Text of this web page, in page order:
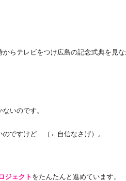
らテレビをつけ広島の記念式典を見な
いのです。
のですけど…（←自信なさげ）。
ジェク トをたんたんと進めています。